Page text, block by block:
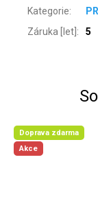
Kategorie:
Záruka [let]: 5
Doprava zdarma
Akce